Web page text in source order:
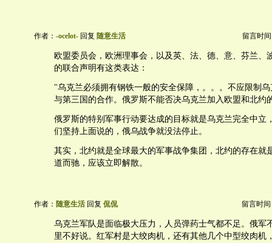
作者： -ocelot- 回复 随意生活 留言时间
欧盟委员会，欧洲理事会，以及英、法、德、意、芬兰、
的联合声明有这类表达：
"乌克兰必须拥有钢铁一般的安全保障，。。。不应限制
与第三国的合作。俄罗斯不能否决乌克兰加入欧盟和北约
俄罗斯的特别军事行动要达成的目标就是乌克兰完全中立
们坚持上面说的，俄乌战争就没法停止。
其实，北约就是全球最大的军事战争集团，北约的存在就
道而驰，应该立即解散。
作者： 随意生活 回复 侃侃 留言时间
乌克兰军队是面临极大压力，人员弹药士气都不足。俄军
里不好说。红军村是大绞肉机，还有其他几个中型绞肉机